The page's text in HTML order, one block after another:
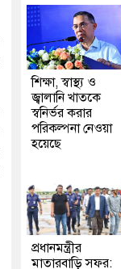
শিক্ষা, স্বাস্থ্য ও
জ্বালানি খাতকে
স্বনির্ভর করার
পরিকল্পনা নেওয়া
হয়েছে
প্রধানমন্ত্রীর
মাতারবাড়ি সফর: